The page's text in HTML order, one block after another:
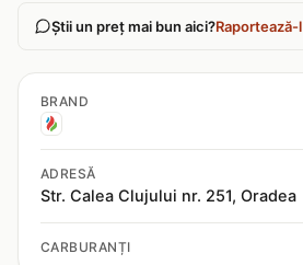
Știi un preț mai bun aici?Raportează-l
BRAND
ADRESĂ
Str. Calea Clujului nr. 251, Oradea
CARBURANȚI